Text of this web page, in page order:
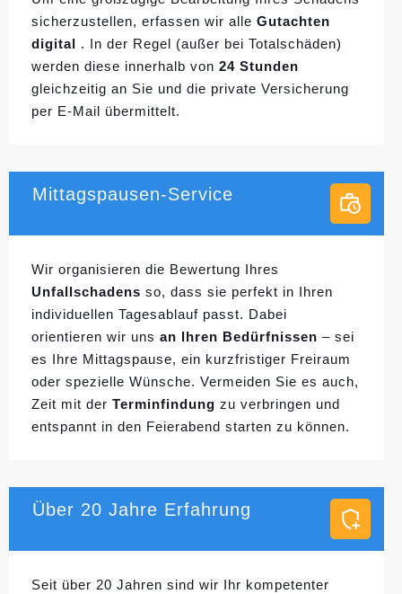
sicherzustellen, erfassen wir alle Gutachten
digital . In der Regel (außer bei Totalschäden)
werden diese innerhalb von 24 Stunden
gleichzeitig an Sie und die private Versicherung
per E-Mail übermittelt.
Mittagspausen-Service
Wir organisieren die Bewertung Ihres
Unfallschadens so, dass sie perfekt in Ihren
individuellen Tagesablauf passt. Dabei
orientieren wir uns an Ihren Bedürfnissen – sei
es Ihre Mittagspause, ein kurzfristiger Freiraum
oder spezielle Wünsche. Vermeiden Sie es auch,
Zeit mit der Terminfindung zu verbringen und
entspannt in den Feierabend starten zu können.
Über 20 Jahre Erfahrung
Seit über 20 Jahren sind wir Ihr kompetenter